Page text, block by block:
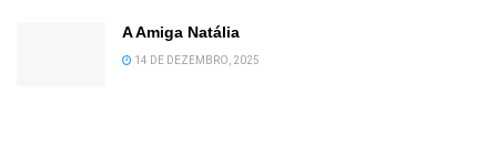
A Amiga Natália
14 DE DEZEMBRO, 2025